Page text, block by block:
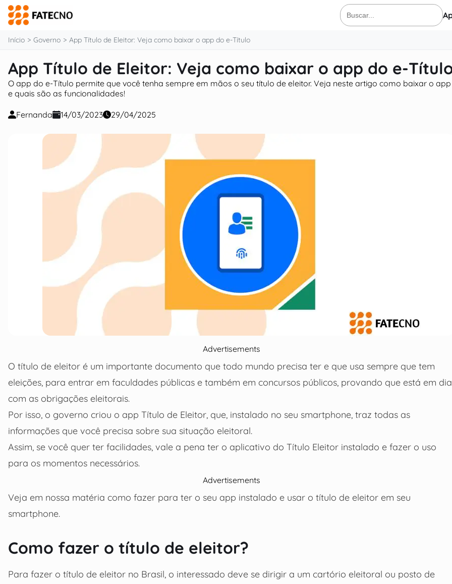
conteúdo
Buscar
por:
Início Governo App Título de Eleitor: Veja como baixar o app do e-Título
App Título de Eleitor: Veja como baixar o app do e-
O app do e-Título permite que você tenha sempre em mãos o seu título de eleitor. Veja neste artigo como baixar o app
e quais são as funcionalidades!
Fernanda 14/03/2023 29/04/2025
Advertisements
O título de eleitor é um importante documento que todo mundo precisa ter e que usa sempre que tem
eleições, para entrar em faculdades públicas e também em concursos públicos, provando que está em dia
com as obrigações eleitorais.
Por isso, o governo criou o app Título de Eleitor, que, instalado no seu smartphone, traz todas as
informações que você precisa sobre sua situação eleitoral.
Assim, se você quer ter facilidades, vale a pena ter o aplicativo do Título Eleitor instalado e fazer o uso
para os momentos necessários.
Advertisements
Veja em nossa matéria como fazer para ter o seu app instalado e usar o título de eleitor em seu
smartphone.
Como fazer o título de eleitor?
Para fazer o título de eleitor no Brasil, o interessado deve se dirigir a um cartório eleitoral ou posto de